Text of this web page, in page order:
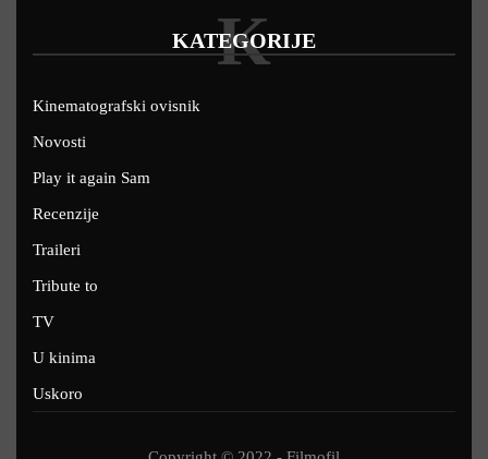
KATEGORIJE
K
Kinematografski ovisnik
Novosti
Play it again Sam
Recenzije
Traileri
Tribute to
TV
U kinima
Uskoro